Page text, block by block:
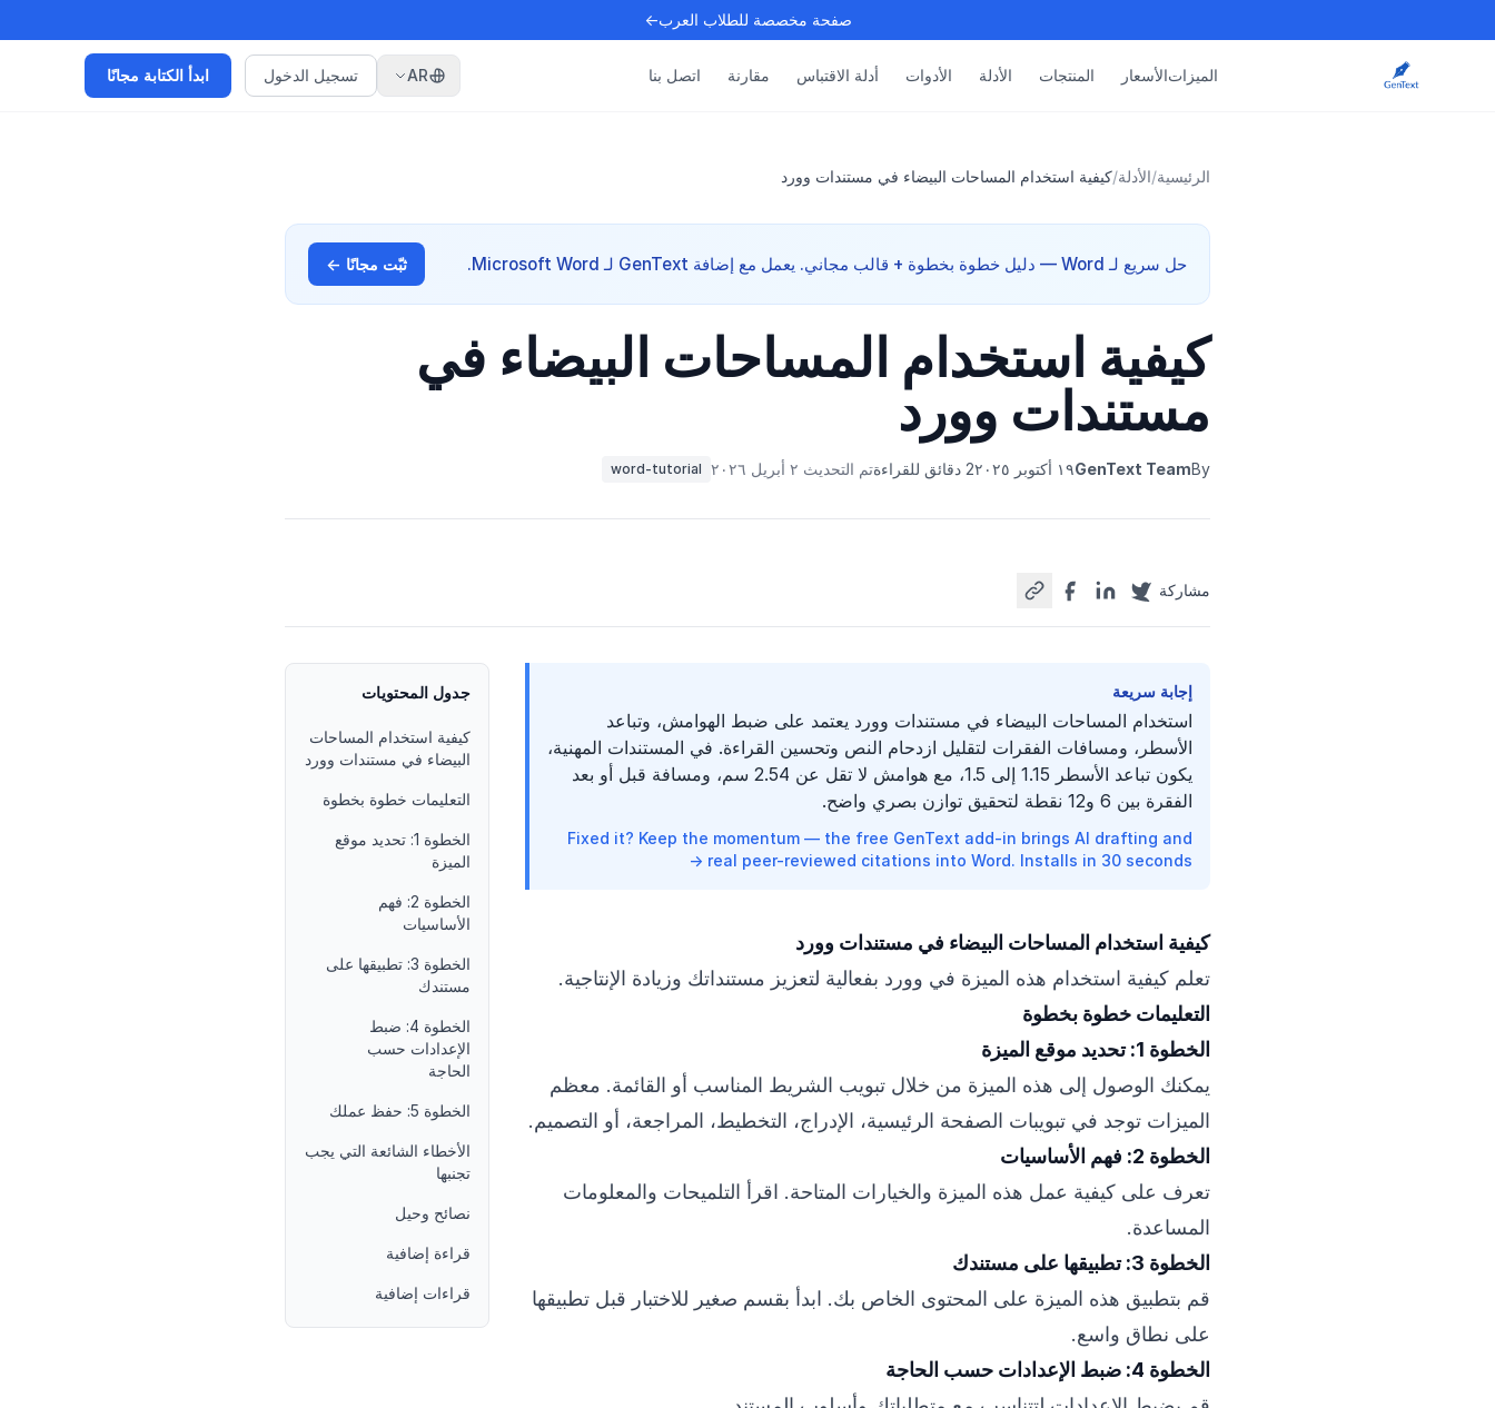
صفحة مخصصة للطلاب العرب←
الميزاتالأسعار المنتجات الأدلة الأدوات أدلة الاقتباس مقارنة اتصل بنا AR تسجيل الدخول ابدأ الكتابة مجانًا
الرئيسية/الأدلة/كيفية استخدام المساحات البيضاء في مستندات وورد
حل سريع لـ Word — دليل خطوة بخطوة + قالب مجاني. يعمل مع إضافة GenText لـ Microsoft Word. ثبّت مجانًا ←
كيفية استخدام المساحات البيضاء في
مستندات وورد
By
GenText Team١٩ أكتوبر ٢٠٢٥ 2 دقائق للقراءة تم التحديث ٢ أبريل ٢٠٢٦ word-tutorial
مشاركة
إجابة سريعة
استخدام المساحات البيضاء في مستندات وورد يعتمد على ضبط الهوامش، وتباعد
الأسطر، ومسافات الفقرات لتقليل ازدحام النص وتحسين القراءة. في المستندات المهنية،
يكون تباعد الأسطر 1.15 إلى 1.5، مع هوامش لا تقل عن 2.54 سم، ومسافة قبل أو بعد
الفقرة بين 6 و12 نقطة لتحقيق توازن بصري واضح.
Fixed it? Keep the momentum — the free GenText add-in brings AI drafting and
real peer-reviewed citations into Word. Installs in 30 seconds →
كيفية استخدام المساحات البيضاء في مستندات وورد
تعلم كيفية استخدام هذه الميزة في وورد بفعالية لتعزيز مستنداتك وزيادة الإنتاجية.
التعليمات خطوة بخطوة
الخطوة 1: تحديد موقع الميزة
يمكنك الوصول إلى هذه الميزة من خلال تبويب الشريط المناسب أو القائمة. معظم
الميزات توجد في تبويبات الصفحة الرئيسية، الإدراج، التخطيط، المراجعة، أو التصميم.
الخطوة 2: فهم الأساسيات
تعرف على كيفية عمل هذه الميزة والخيارات المتاحة. اقرأ التلميحات والمعلومات
المساعدة.
الخطوة 3: تطبيقها على مستندك
قم بتطبيق هذه الميزة على المحتوى الخاص بك. ابدأ بقسم صغير للاختبار قبل تطبيقها
على نطاق واسع.
الخطوة 4: ضبط الإعدادات حسب الحاجة
جدول المحتويات
كيفية استخدام المساحات
البيضاء في مستندات وورد
التعليمات خطوة بخطوة
الخطوة 1: تحديد موقع
الميزة
الخطوة 2: فهم
الأساسيات
الخطوة 3: تطبيقها على
مستندك
الخطوة 4: ضبط
الإعدادات حسب
الحاجة
الخطوة 5: حفظ عملك
الأخطاء الشائعة التي يجب
تجنبها
نصائح وحيل
قراءة إضافية
قراءات إضافية